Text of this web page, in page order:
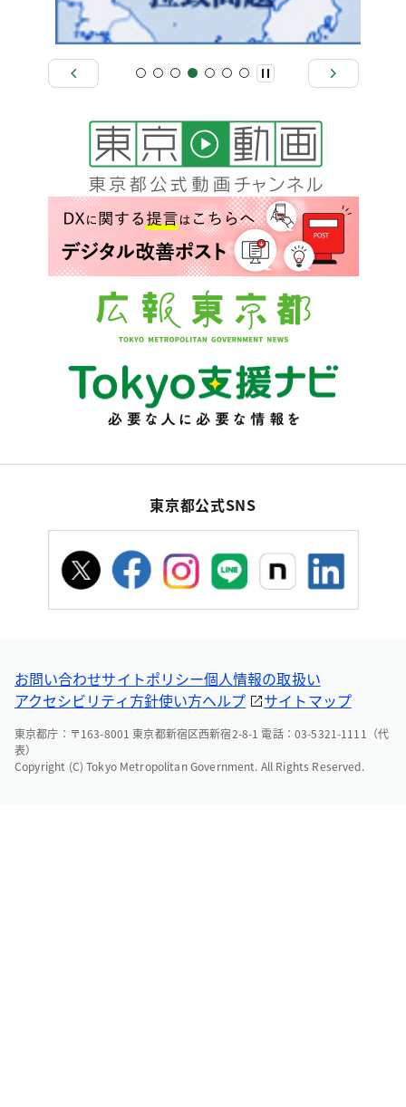
東京都公式SNS
お問い合わせサイトポリシー個人情報の取扱い
アクセシビリティ方針使い方ヘルプ サイトマップ
東京都庁：〒163-8001 東京都新宿区西新宿2-8-1 電話：03-5321-1111（代
表）
Copyright (C) Tokyo Metropolitan Government. All Rights Reserved.